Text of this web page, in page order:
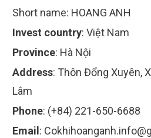
Short name: HOANG ANH
Invest country: Việt Nam
Province: Hà Nội
Address: Thôn Đổng Xuyên,
Lâm
Phone: (+84) 221-650-6688
Email :